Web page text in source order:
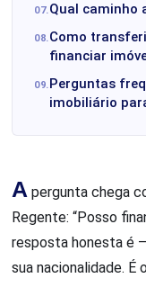
Qual caminho
Como
financiar
Perguntas
imobiliário
Apergunta chega
Regente: “Posso
resposta honesta é
sua nacionalidade. É